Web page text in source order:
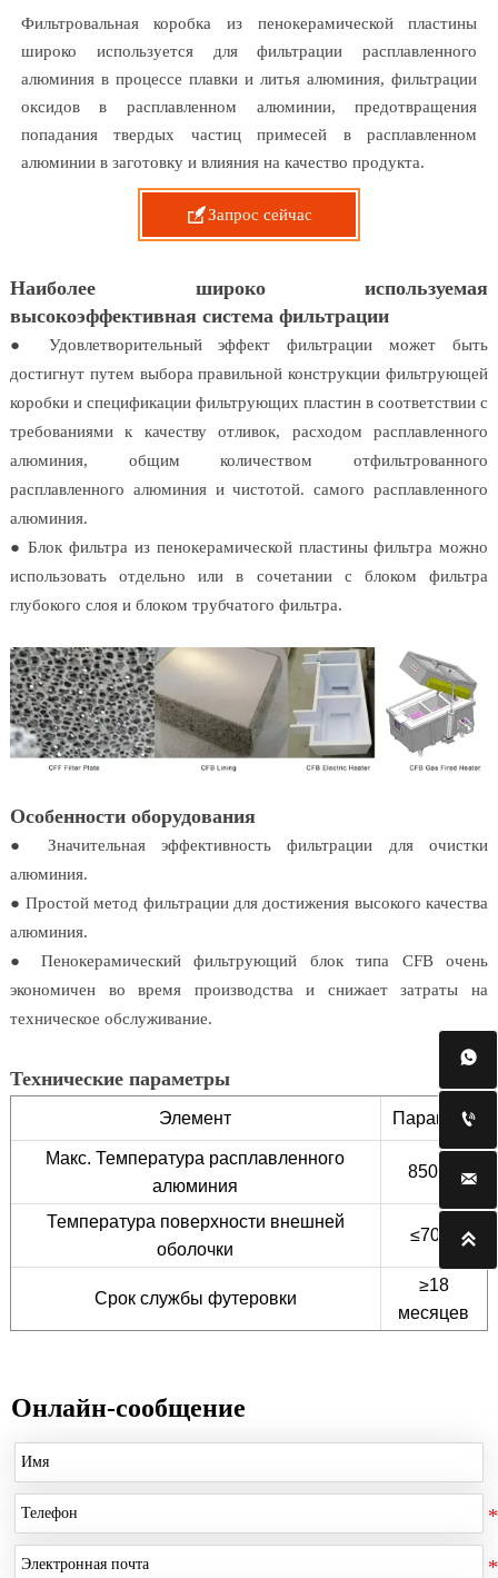
Фильтровальная коробка из пенокерамической пластины
широко используется для фильтрации расплавленного
алюминия в процессе плавки и литья алюминия, фильтрации
оксидов в расплавленном алюминии, предотвращения
попадания твердых частиц примесей в расплавленном
алюминии в заготовку и влияния на качество продукта.
Запрос сейчас
Наиболее широко используемая
высокоэффективная система фильтрации
● Удовлетворительный эффект фильтрации может быть
достигнут путем выбора правильной конструкции фильтрующей
коробки и спецификации фильтрующих пластин в соответствии с
требованиями к качеству отливок, расходом расплавленного
алюминия, общим количеством отфильтрованного
расплавленного алюминия и чистотой. самого расплавленного
алюминия.
● Блок фильтра из пенокерамической пластины фильтра можно
использовать отдельно или в сочетании с блоком фильтра
глубокого слоя и блоком трубчатого фильтра.
Особенности оборудования
● Значительная эффективность фильтрации для очистки
алюминия.
● Простой метод фильтрации для достижения высокого качества
алюминия.
● Пенокерамический фильтрующий блок типа CFB очень
экономичен во время производства и снижает затраты на
техническое обслуживание.
Технические параметры
Элемент Параметр
Макс. Температура расплавленного
алюминия
850 ℃
Температура поверхности внешней
оболочки
≤70℃
Срок службы футеровки
≥18
месяцев
Онлайн-сообщение



